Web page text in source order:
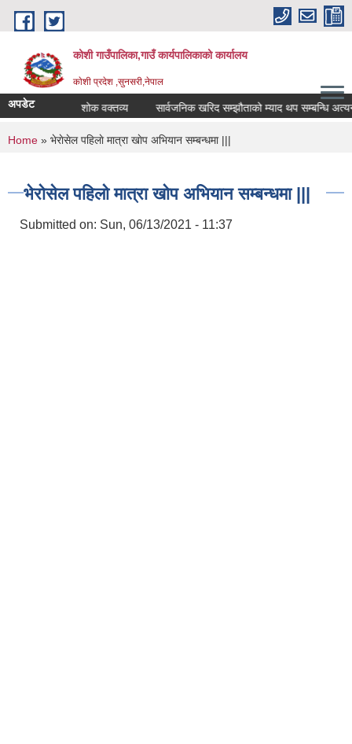
Skip to main content
कोशी गाउँपालिका,गाउँ कार्यपालिकाको कार्यालय
काेशी प्रदेश ,सुनसरी,नेपाल
अपडेट
स्थानीय शोक विदा सम्बन्धमा !!! शोक वक्तव्य सार्वजनिक खरिद सम्झौताको म्याद थप सम्बन्धि
You are here
Home » भेराेसेल पहिलाे मात्रा खाेप अभियान सम्बन्धमा |||
भेराेसेल पहिलाे मात्रा खाेप अभियान सम्बन्धमा |||
Submitted on: Sun, 06/13/2021 - 11:37